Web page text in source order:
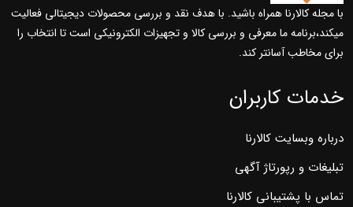
با مجله کالارنا همراه باشید. با هدف نقد و بررسی محصولات دیجیتالی فعالیت
میکند،برنامه ما معرفی و بررسی کالا و تجهیزات الکترونیکی است تا انتخاب را
برای مخاطب آسانتر کند.
خدمات کاربران
درباره وبسایت کالارنا
تبلیغات و رپورتاژ آگهی
تماس با پشتیبانی کالارنا